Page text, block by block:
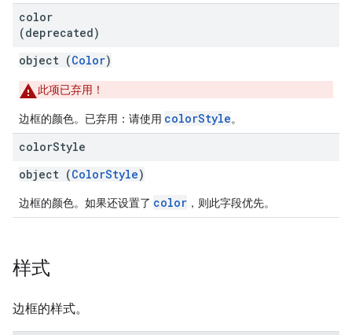
color
(deprecated)
object (Color)
此项已弃用！
边框的颜色。已弃用：请使用 colorStyle。
colorStyle
object (ColorStyle)
边框的颜色。如果还设置了 color ，则此字段优先。
样式
边框的样式。